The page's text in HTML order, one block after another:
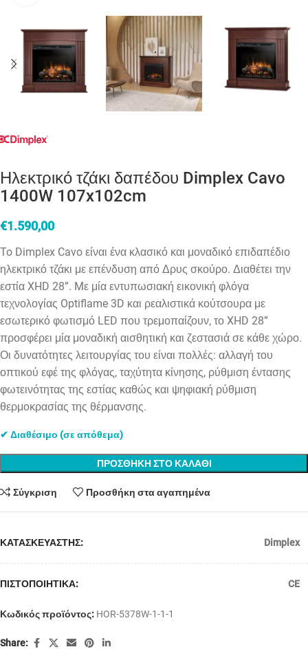
Ηλεκτρικό τζάκι δαπέδου Dimplex Cavo
1400W 107x102cm
€1.590,00
To Dimplex Cavo είναι ένα κλασικό και μοναδικό επιδαπέδιο
ηλεκτρικό τζάκι με επένδυση από Δρυς σκούρο. Διαθέτει την
εστία XHD 28”. Mε μία εντυπωσιακή εικονική φλόγα
τεχνολογίας Optiflame 3D και ρεαλιστικά κούτσουρα με
εσωτερικό φωτισμό LED που τρεμοπαίζουν, το XHD 28”
προσφέρει μία μοναδική αισθητική και ζεστασιά σε κάθε χώρο.
Οι δυνατότητες λειτουργίας του είναι πολλές: αλλαγή του
οπτικού εφέ της φλόγας, ταχύτητα κίνησης, ρύθμιση έντασης
φωτεινότητας της εστίας καθώς και ψηφιακή ρύθμιση
θερμοκρασίας της θέρμανσης.
✔ Διαθέσιμο (σε απόθεμα)
ΠΡΟΣΘΗΚΗ ΣΤΟ ΚΑΛΑΘΙ
Σύγκριση Προσθήκη στα αγαπημένα
ΚΑΤΑΣΚΕΥΑΣΤΗΣ: Dimplex
ΠΙΣΤΟΠΟΙΗΤΙΚΑ: CE
Κωδικός προϊόντος: HOR-5378W-1-1-1
Share: